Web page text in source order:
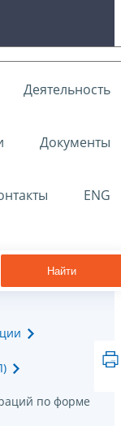
Деятельность
Документы
ENG
Найти
по форме